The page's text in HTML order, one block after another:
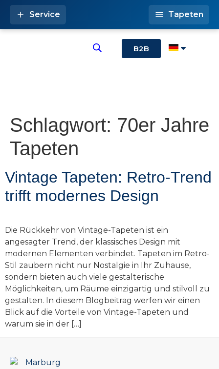
B2B
Service Tapeten
Schlagwort: 70er Jahre
Tapeten
Vintage Tapeten: Retro-Trend
trifft modernes Design
Die Rückkehr von Vintage-Tapeten ist ein
angesagter Trend, der klassisches Design mit
modernen Elementen verbindet. Tapeten im Retro-
Stil zaubern nicht nur Nostalgie in Ihr Zuhause,
sondern bieten auch viele gestalterische
Möglichkeiten, um Räume einzigartig und stilvoll zu
gestalten. In diesem Blogbeitrag werfen wir einen
Blick auf die Vorteile von Vintage-Tapeten und
warum sie in der […]